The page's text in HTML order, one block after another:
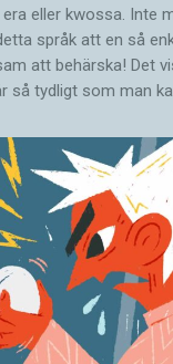
eller kwossa. Inte
språk att en så
att behärska! Det
så tydligt som man